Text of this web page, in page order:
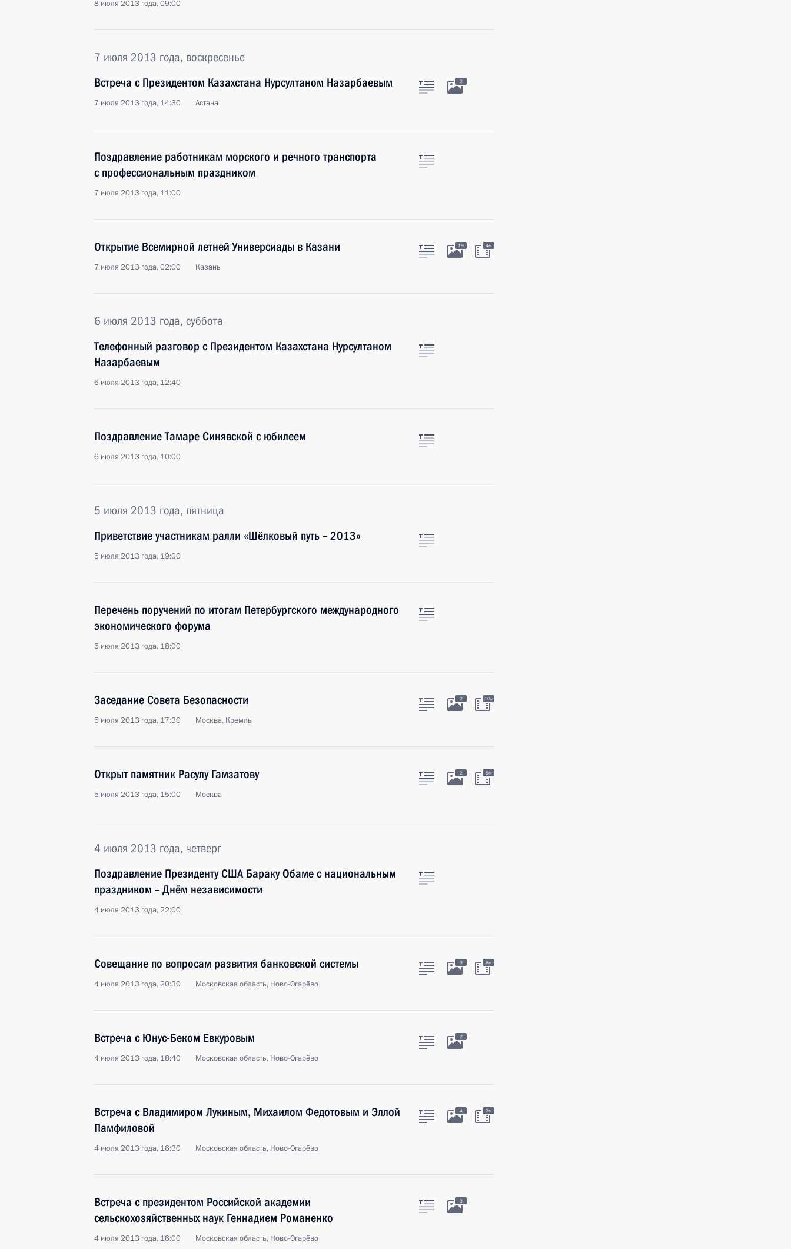
8 июля 2013 года, 09:00
7 июля 2013 года, воскресенье
Встреча с Президентом Казахстана Нурсултаном Назарбаевым
7 июля 2013 года, 14:30 Астана
2
Поздравление работникам морского и речного транспорта
с профессиональным праздником
7 июля 2013 года, 11:00
Открытие Всемирной летней Универсиады в Казани
7 июля 2013 года, 02:00 Казань
19 4м
6 июля 2013 года, суббота
Телефонный разговор с Президентом Казахстана Нурсултаном
Назарбаевым
6 июля 2013 года, 12:40
Поздравление Тамаре Синявской с юбилеем
6 июля 2013 года, 10:00
5 июля 2013 года, пятница
Приветствие участникам ралли «Шёлковый путь – 2013»
5 июля 2013 года, 19:00
Перечень поручений по итогам Петербургского международного
экономического форума
5 июля 2013 года, 18:00
Заседание Совета Безопасности
5 июля 2013 года, 17:30 Москва, Кремль
2 10м
Открыт памятник Расулу Гамзатову
5 июля 2013 года, 15:00 Москва
2 5м
4 июля 2013 года, четверг
Поздравление Президенту США Бараку Обаме с национальным
праздником – Днём независимости
4 июля 2013 года, 22:00
Совещание по вопросам развития банковской системы
4 июля 2013 года, 20:30 Московская область, Ново-Огарёво
3 8м
Встреча с Юнус-Беком Евкуровым
4 июля 2013 года, 18:40 Московская область, Ново-Огарёво
2
Встреча с Владимиром Лукиным, Михаилом Федотовым и Эллой
Памфиловой
4 июля 2013 года, 16:30 Московская область, Ново-Огарёво
4 2м
Встреча с президентом Российской академии
сельскохозяйственных наук Геннадием Романенко
4 июля 2013 года, 16:00 Московская область, Ново-Огарёво
3